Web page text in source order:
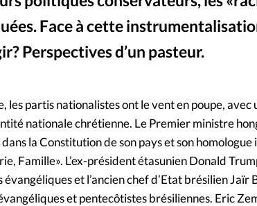
Chronique
Foi
Opinions
Aujourd'hui
des Eglises
Face à cette
Perspectives d’un pasteur.
les partis nationalistes ont le vent en poupe,
nationale chrétienne. Le Premier ministre
la Constitution de son pays et son
Famille». L’ex-président étasunien Donald
et l’ancien chef d’Etat brésilien
et pentecôtistes brésiliennes. Eric